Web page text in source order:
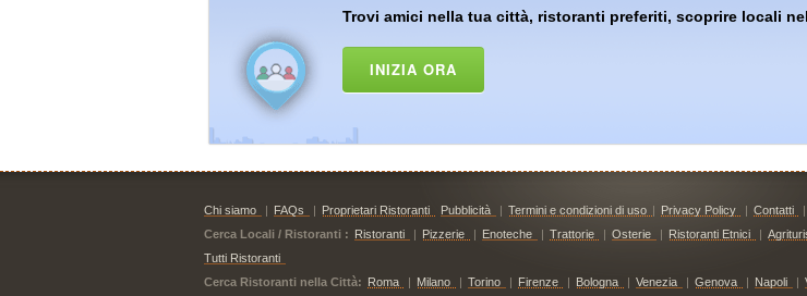
Trovi amici nella tua città, ristoranti preferiti, scoprire locali
INIZIA ORA
Chi siamo | FAQs | Proprietari Ristoranti Pubblicità | Termini e condizioni di uso | Privacy Policy | Contatti |
Cerca Locali / Ristoranti : Ristoranti | Pizzerie | Enoteche | Trattorie | Osterie | Ristoranti Etnici |
Tutti Ristoranti
Cerca Ristoranti nella Città: Roma | Milano | Torino | Firenze | Bologna | Venezia | Genova | Napoli |